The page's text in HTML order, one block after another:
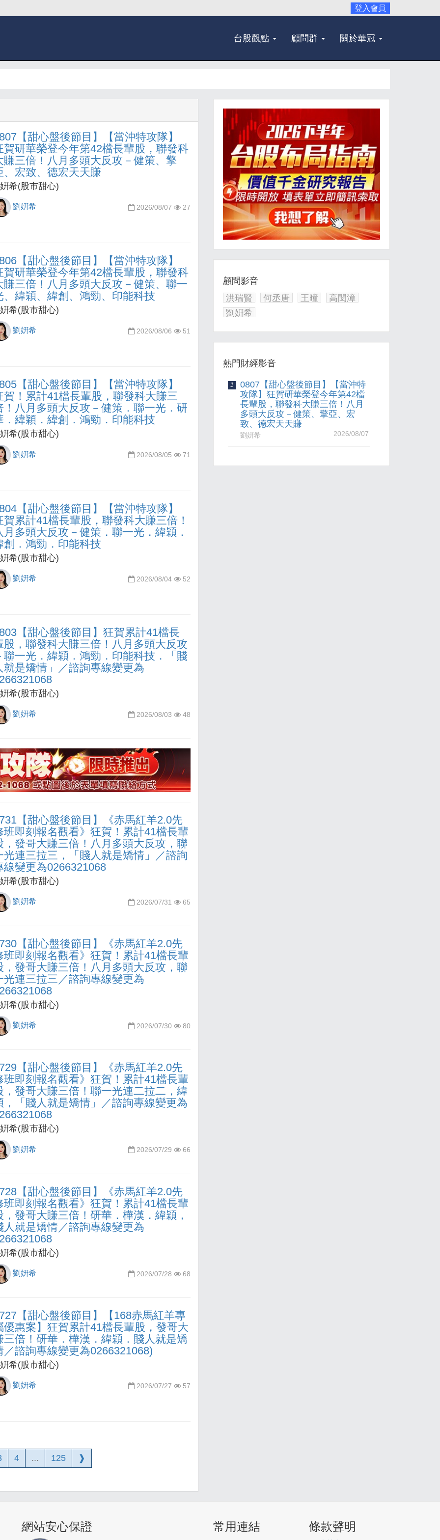
登入會員
台股觀點 顧問群 關於華冠
【甜心盤後節目】【當沖特攻隊】
賀研華榮登今年第42檔長輩股，聯發科
賺三倍！八月多頭大反攻－健策、擎
、宏致、德宏天天賺
希(股市甜心)
劉姸希 2026/08/07 27
【甜心盤後節目】【當沖特攻隊】
賀研華榮登今年第42檔長輩股，聯發科
賺三倍！八月多頭大反攻－健策、聯一
、緯穎、緯創、鴻勁、印能科技
希(股市甜心)
劉姸希 2026/08/06 51
【甜心盤後節目】【當沖特攻隊】
賀！累計41檔長輩股，聯發科大賺三
！八月多頭大反攻－健策．聯一光．研
．緯穎．緯創．鴻勁．印能科技
希(股市甜心)
劉姸希 2026/08/05 71
【甜心盤後節目】【當沖特攻隊】
賀累計41檔長輩股，聯發科大賺三倍！
月多頭大反攻－健策．聯一光．緯穎．
創．鴻勁．印能科技
希(股市甜心)
劉姸希 2026/08/04 52
【甜心盤後節目】狂賀累計41檔長
股，聯發科大賺三倍！八月多頭大反攻
聯一光．緯穎．鴻勁．印能科技．「賤
就是矯情」／諮詢專線變更為
希(股市甜心)
劉姸希 2026/08/03 48
【甜心盤後節目】《赤馬紅羊2.0先
班即刻報名觀看》狂賀！累計41檔長輩
，發哥大賺三倍！八月多頭大反攻，聯
光連三拉三，「賤人就是矯情」／諮詢
線變更為0266321068
希(股市甜心)
劉姸希 2026/07/31 65
【甜心盤後節目】《赤馬紅羊2.0先
班即刻報名觀看》狂賀！累計41檔長輩
，發哥大賺三倍！八月多頭大反攻，聯
光連三拉三／諮詢專線變更為
希(股市甜心)
劉姸希 2026/07/30 80
【甜心盤後節目】《赤馬紅羊2.0先
班即刻報名觀看》狂賀！累計41檔長輩
，發哥大賺三倍！聯一光連二拉二，緯
，「賤人就是矯情」／諮詢專線變更為
希(股市甜心)
劉姸希 2026/07/29 66
【甜心盤後節目】《赤馬紅羊2.0先
班即刻報名觀看》狂賀！累計41檔長輩
，發哥大賺三倍！研華．樺漢．緯穎，
人就是矯情／諮詢專線變更為
希(股市甜心)
劉姸希 2026/07/28 68
【甜心盤後節目】【168赤馬紅羊專
優惠案】狂賀累計41檔長輩股，發哥大
三倍！研華．樺漢．緯穎．賤人就是矯
／諮詢專線變更為0266321068)
希(股市甜心)
劉姸希 2026/07/27 57
4 ... 125 ❱
顧問影音
洪瑞賢
何丞唐 王曈
高閔漳
劉姸希
熱門財經影音
1
0807【甜心盤後節目】【當沖特
攻隊】狂賀研華榮登今年第42檔
長輩股，聯發科大賺三倍！八月
多頭大反攻－健策、擎亞、宏
致、德宏天天賺
2026/08/07
劉姸希
網站安心保證 常用連結 條款聲明